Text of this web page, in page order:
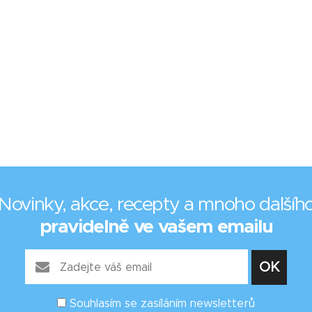
Novinky, akce, recepty a mnoho
pravidelně ve vašem emailu
Souhlasím se zasíláním newsletterů